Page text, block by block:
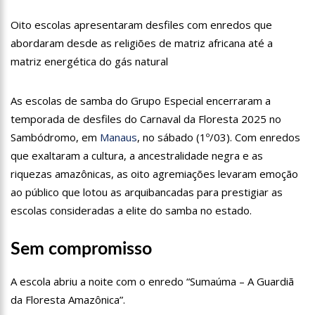
neste 07 de setembro
Hissa Abrahão é recebido por multidão na zona Leste de
Manaus
de enfermeiros
18:08
recebido por multidão na zona Sul de Manaus
Hissa Abrahão dispara e deve ser o primeiro no Avante à
Câmara Federal
21:55
Hissa Abrahão fala em oportunidades para feirantes no
Eldorado
22:45 Hissa Abrahão tem candidatura deferida pela Justiça Eleitoral
20:33 Hissa Abrahão pede aos eleitores que compareçam às urnas
Oito escolas apresentaram desfiles com enredos que
abordaram desde as religiões de matriz africana até a
matriz energética do gás natural
As escolas de samba do Grupo Especial encerraram a
temporada de desfiles do Carnaval da Floresta 2025 no
Sambódromo, em Manaus, no sábado (1º/03). Com enredos
que exaltaram a cultura, a ancestralidade negra e as
riquezas amazônicas, as oito agremiações levaram emoção
ao público que lotou as arquibancadas para prestigiar as
escolas consideradas a elite do samba no estado.
Sem compromisso
A escola abriu a noite com o enredo “Sumaúma – A Guardiã
da Floresta Amazônica”.